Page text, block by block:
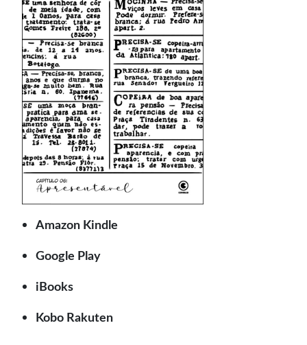
Amazon Kindle
Google Play
iBooks
Kobo Rakuten